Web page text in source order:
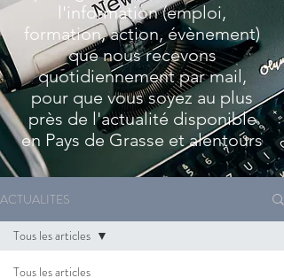
l'information (emploi,
formation, action, évènement)
que nous recevons
quotidiennement par mail,
pour que vous soyez au plus
près de l'actualité disponible
en Pays de Grasse et alentours
ACTUALITES
Tous les articles
Tous les articles